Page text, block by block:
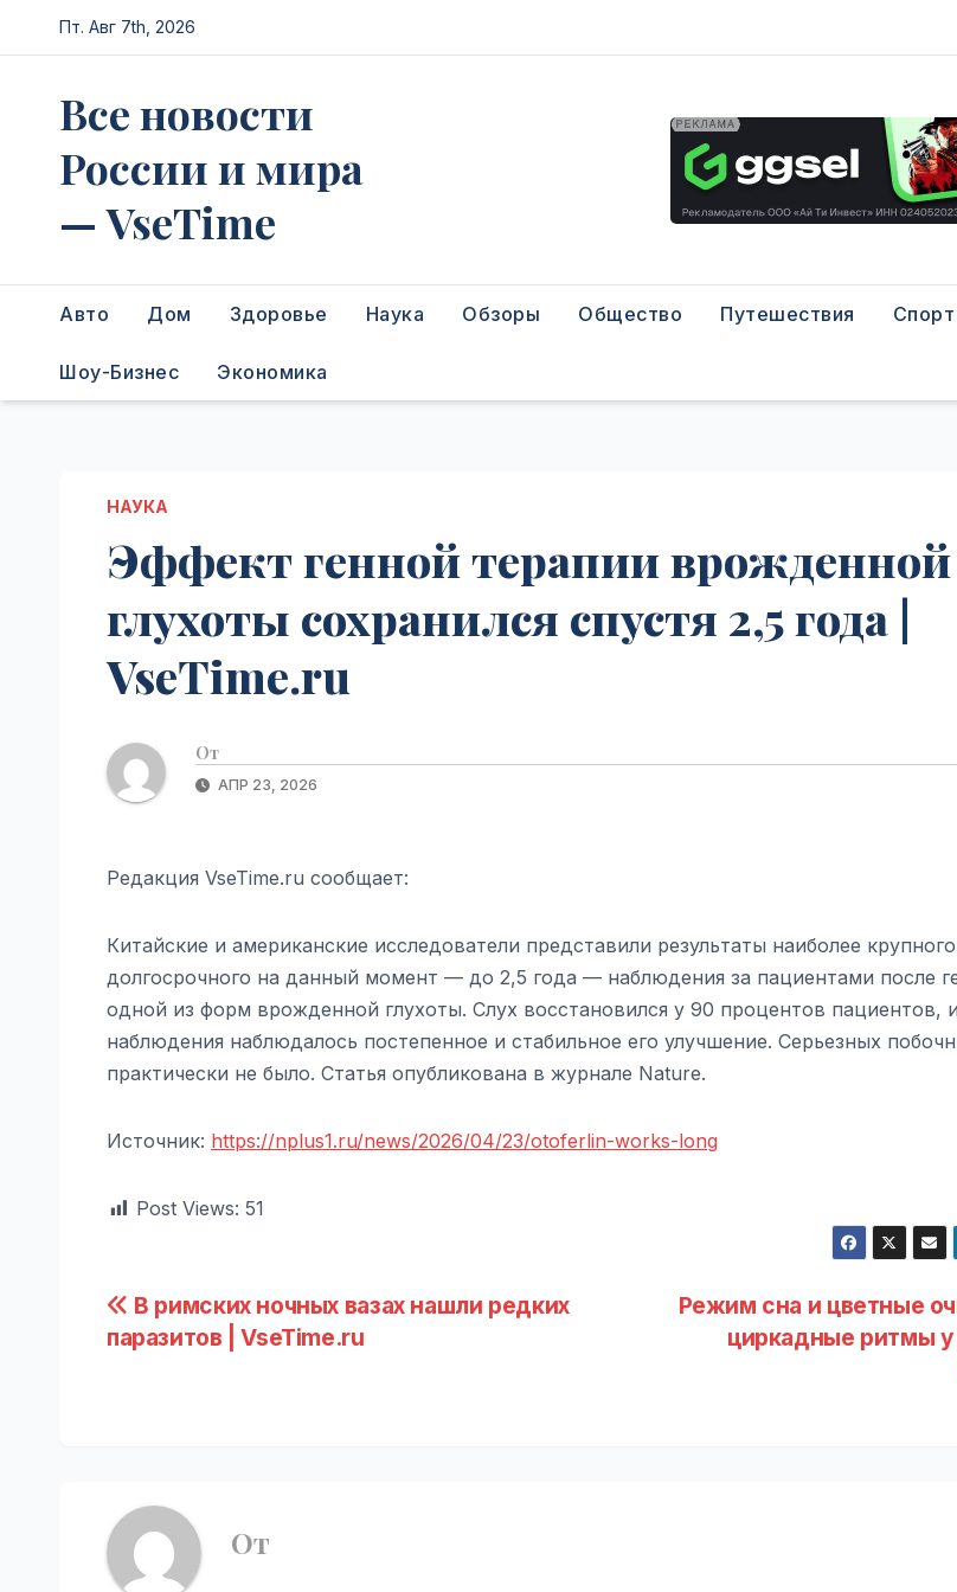
Перейти
к
Пт. Авг 7th, 2026
Все новости
России и мира
— VseTime
Авто Дом Здоровье Наука Обзоры Общество Путешествия Спорт
Шоу-Бизнес Экономика
НАУКА
Эффект генной терапии врожденной
глухоты сохранился спустя 2,5 года |
VseTime.ru
От
АПР 23, 2026
Редакция VseTime.ru сообщает:
Китайские и американские исследователи представили результаты наиболее
долгосрочного на данный момент — до 2,5 года — наблюдения за пациентами после
одной из форм врожденной глухоты. Слух восстановился у 90 процентов пациентов,
наблюдения наблюдалось постепенное и стабильное его улучшение. Серьезных
практически не было. Статья опубликована в журнале Nature.
Источник: https://nplus1.ru/news/2026/04/23/otoferlin-works-long
Post Views: 51
Навигация
по
Режим сна и цветные
циркадные ритмы у
В римских ночных вазах нашли редких
паразитов | VseTime.ru
От